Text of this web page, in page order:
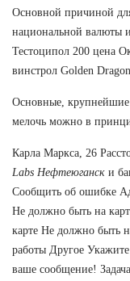
Основной причиной
национальной валюты
Тестоципол 200 цена
винстрол Golden
Основные, крупнейшие
мелочь можно в
Карла Маркса, 26
Labs Нефтеюганск и
Сообщить об ошибке
Не должно быть на
карте Не должно быть
работы Другое
ваше сообщение!